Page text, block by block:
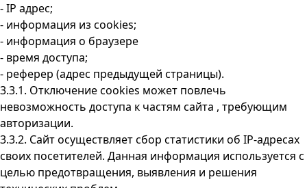
- IP адрес;
- информация из cookies;
- информация о браузере
- время доступа;
- реферер (адрес предыдущей страницы).
3.3.1. Отключение cookies может повлечь
невозможность доступа к частям сайта , требующим
авторизации.
3.3.2. Сайт осуществляет сбор статистики об IP-адресах
своих посетителей. Данная информация используется с
целью предотвращения, выявления и решения